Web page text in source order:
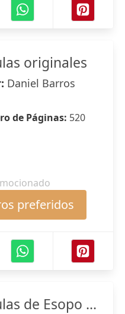
originales
Daniel Barros
de Páginas: 520
preferidos
de Esopo ...